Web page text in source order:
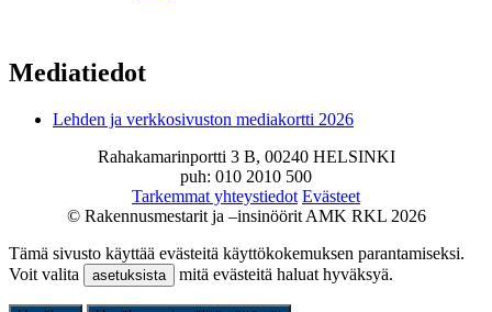
Mediatiedot
Lehden ja verkkosivuston mediakortti 2026
Rahakamarinportti 3 B, 00240 HELSINKI
puh: 010 2010 500
Tarkemmat yhteystiedot Evästeet
© Rakennusmestarit ja –insinöörit AMK RKL 2026
Tämä sivusto käyttää evästeitä käyttökokemuksen parantamiseksi.
Voit valita
asetuksista mitä evästeitä haluat hyväksyä.